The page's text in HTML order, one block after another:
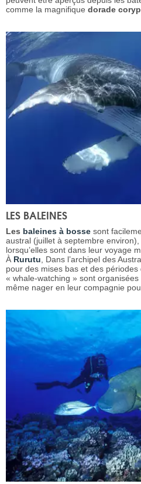
comme la magnifique dorade
LES BALEINES
Les baleines à bosse sont
austral (juillet à septembre
lorsqu’elles sont dans leur voyage
À Rurutu , Dans l’archipel des
pour des mises bas et des
« whale-watching » sont
même nager en leur compagnie